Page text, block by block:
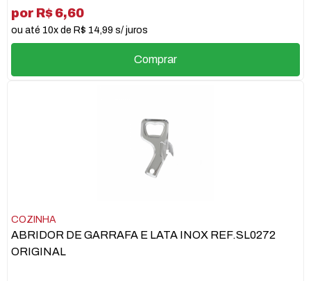
por R$ 6,60
ou até 10x de R$ 14,99 s/ juros
Comprar
COZINHA
ABRIDOR DE GARRAFA E LATA INOX REF.SL0272
ORIGINAL